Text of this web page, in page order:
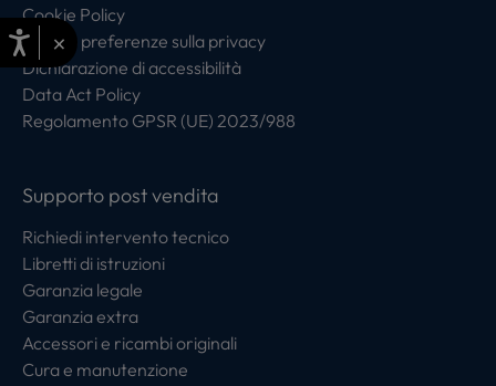
Cookie Policy
Centro preferenze sulla privacy
Dichiarazione di accessibilità
Data Act Policy
Regolamento GPSR (UE) 2023/988
Supporto post vendita
Richiedi intervento tecnico
Libretti di istruzioni
Garanzia legale
Garanzia extra
Accessori e ricambi originali
Cura e manutenzione
×